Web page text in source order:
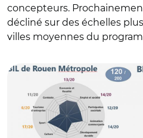
concepteurs.
décliné sur des échelles
villes moyennes du